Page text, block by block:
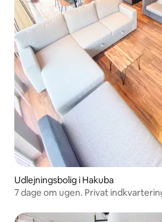
Udlejningsbolig i Hakuba
7 dage om ugen. Privat